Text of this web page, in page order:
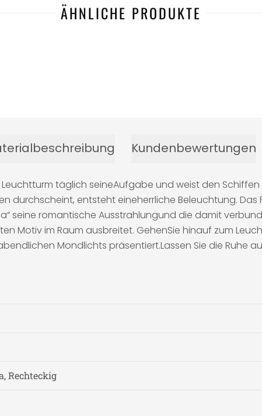
ÄHNLICHE PRODUKTE
Kundenbewertungen
täglich seineAufgabe und weist den
durchscheint, entsteht eineherrliche Beleuchtung. Das
seine romantische Ausstrahlungund die damit
Motiv im Raum ausbreitet. GehenSie hinauf zum
Mondlichts präsentiert.Lassen Sie die Ruhe
Rechteckig